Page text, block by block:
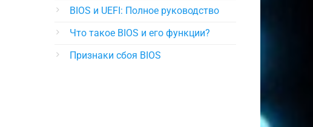
BIOS и UEFI: Полное руководство
Что такое BIOS и его функции?
Признаки сбоя BIOS